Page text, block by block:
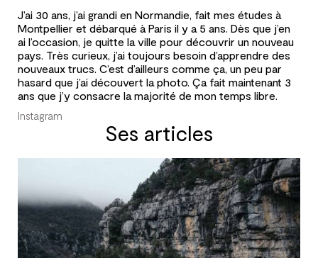
J’ai 30 ans, j’ai grandi en Normandie, fait mes études à
Montpellier et débarqué à Paris il y a 5 ans. Dès que j’en
ai l’occasion, je quitte la ville pour découvrir un nouveau
pays. Très curieux, j’ai toujours besoin d’apprendre des
nouveaux trucs. C’est d’ailleurs comme ça, un peu par
hasard que j’ai découvert la photo. Ça fait maintenant 3
ans que j’y consacre la majorité de mon temps libre.
Instagram
Ses articles